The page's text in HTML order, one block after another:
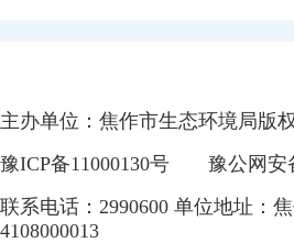
主办单位：焦作市生态环境局版
豫ICP备11000130号
豫公网安
联系电话：2990600 单位地址：
4108000013